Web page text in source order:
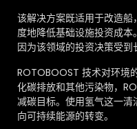
该解决方案既适用于改造
度地降低基础设施投资成本
因为该领域的投资决策受到
ROTOBOOST 技术对环境
化碳排放和其他污染物，
减碳目标。使用氢气这一
向可持续能源的转变。